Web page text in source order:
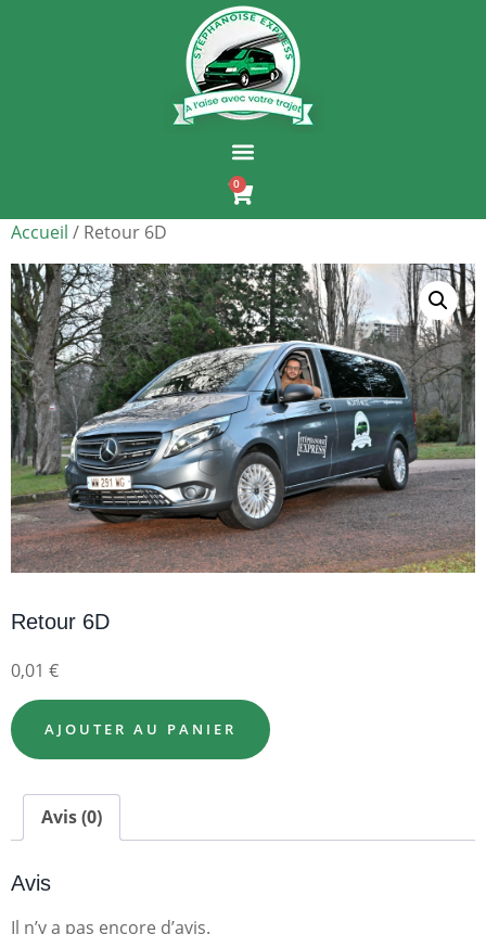
0
Accueil / Retour 6D
Retour 6D
0,01 €
AJOUTER AU PANIER
Avis (0)
Avis
Il n’y a pas encore d’avis.